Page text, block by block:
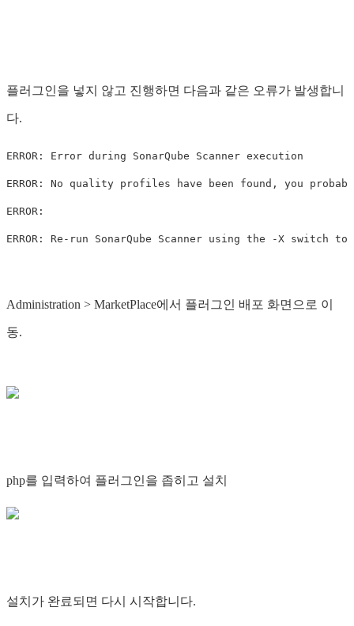
플러그인을 넣지 않고 진행하면 다음과 같은 오류가 발생합니
다.
ERROR: Error during SonarQube Scanner execution
ERROR: No quality profiles have been found, you
ERROR:
Administration > MarketPlace에서 플러그인 배포 화면으로 이
동.
php를 입력하여 플러그인을 좁히고 설치
설치가 완료되면 다시 시작합니다.